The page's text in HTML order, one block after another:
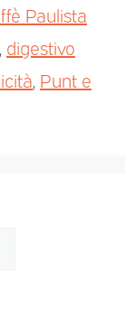
Paulista
digestivo
Punt e